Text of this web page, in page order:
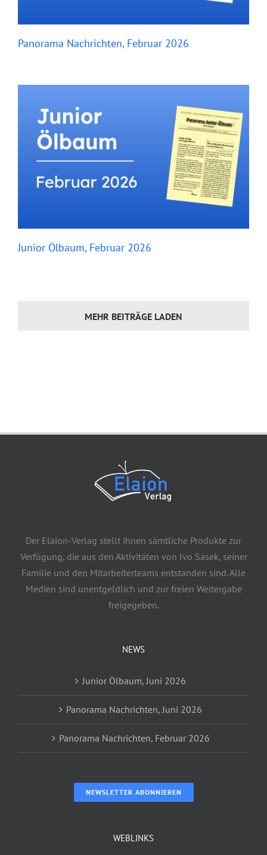
Panorama Nachrichten, Februar 2026
Junior Ölbaum, Februar 2026
MEHR BEITRÄGE LADEN
Der Elaion-Verlag stellt ihnen sämtliche Produkte zur
Verfügung, die aus den Aktivitäten von Ivo Sasek, seiner
Familie und den Mitarbeiterteams entstanden sind. Alle
Medien sind unentgeldlich und zur freien Weitergabe
freigegeben.
NEWS
Junior Ölbaum, Juni 2026
Panorama Nachrichten, Juni 2026
Panorama Nachrichten, Februar 2026
NEWSLETTER ABONNIEREN
WEBLINKS